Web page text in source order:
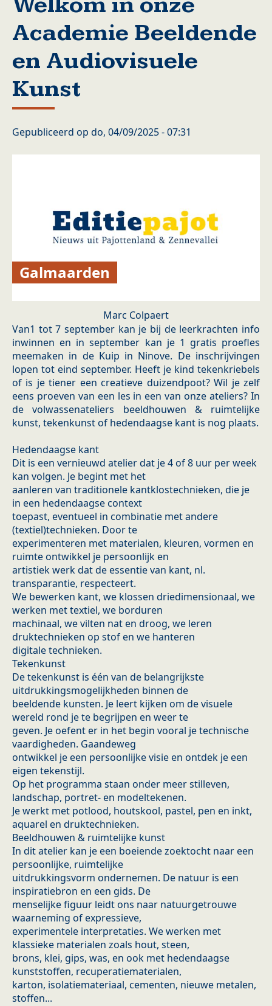
Academie Beeldende
en Audiovisuele
Kunst
Gepubliceerd op do, 04/09/2025 - 07:31
Galmaarden
Marc Colpaert
Van1 tot 7 september kan je bij de leerkrachten info
inwinnen en in september kan je 1 gratis proefles
meemaken in de Kuip in Ninove. De inschrijvingen
lopen tot eind september. Heeft je kind tekenkriebels
of is je tiener een creatieve duizendpoot? Wil je zelf
eens proeven van een les in een van onze ateliers? In
de volwassenateliers beeldhouwen & ruimtelijke
kunst, tekenkunst of hedendaagse kant is nog plaats.
Hedendaagse kant
Dit is een vernieuwd atelier dat je 4 of 8 uur per week
kan volgen. Je begint met het
aanleren van traditionele kantklostechnieken, die je
in een hedendaagse context
toepast, eventueel in combinatie met andere
(textiel)technieken. Door te
experimenteren met materialen, kleuren, vormen en
ruimte ontwikkel je persoonlijk en
artistiek werk dat de essentie van kant, nl.
transparantie, respecteert.
We bewerken kant, we klossen driedimensionaal, we
werken met textiel, we borduren
machinaal, we vilten nat en droog, we leren
druktechnieken op stof en we hanteren
digitale technieken.
Tekenkunst
De tekenkunst is één van de belangrijkste
uitdrukkingsmogelijkheden binnen de
beeldende kunsten. Je leert kijken om de visuele
wereld rond je te begrijpen en weer te
geven. Je oefent er in het begin vooral je technische
vaardigheden. Gaandeweg
ontwikkel je een persoonlijke visie en ontdek je een
eigen tekenstijl.
Op het programma staan onder meer stilleven,
landschap, portret- en modeltekenen.
Je werkt met potlood, houtskool, pastel, pen en inkt,
aquarel en druktechnieken.
Beeldhouwen & ruimtelijke kunst
In dit atelier kan je een boeiende zoektocht naar een
persoonlijke, ruimtelijke
uitdrukkingsvorm ondernemen. De natuur is een
inspiratiebron en een gids. De
menselijke figuur leidt ons naar natuurgetrouwe
waarneming of expressieve,
experimentele interpretaties. We werken met
klassieke materialen zoals hout, steen,
brons, klei, gips, was, en ook met hedendaagse
kunststoffen, recuperatiematerialen,
karton, isolatiemateriaal, cementen, nieuwe metalen,
stoffen...